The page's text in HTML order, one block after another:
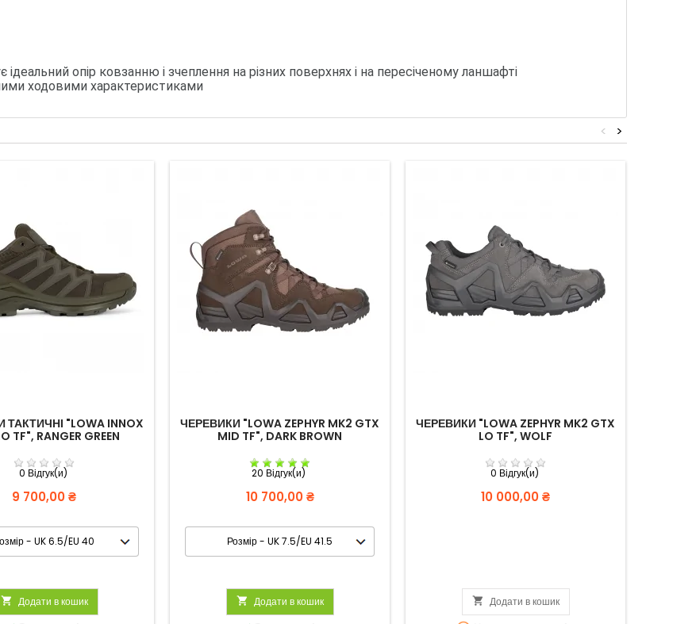
опір ковзанню і зчеплення на різних поверхнях і на пересіченому ланшафті
ходовими характеристиками
>
<
"LOWA INNOX
TF", RANGER GREEN
0 Відгук(и)
Вартість
9 700,00 ₴
 Додати в кошик
ЧЕРЕВИКИ "LOWA ZEPHYR MK2 GTX
MID TF", DARK BROWN
20 Відгук(и)
Вартість
10 700,00 ₴
 Додати в кошик
ЧЕРЕВИКИ "LOWA ZEPHYR MK2 GTX
LO TF", WOLF
0 Відгук(и)
Вартість
10 000,00 ₴
 Додати в кошик